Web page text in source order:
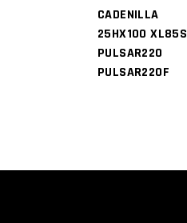
CADENILLA
25HX100 XL85S
PULSAR220
PULSAR220F